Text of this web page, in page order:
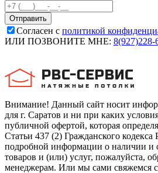
Согласен с политикой
ИЛИ ПОЗВОНИТЕ МНЕ: 8(927)228-
Внимание! Данный сайт носит
для г. Саратов и ни при каких
публичной офертой, которая
Статьи 437 (2) Гражданского
подробной информации о наличии и
товаров и (или) услуг, пожалуйста,
менеджерам. Или мы сами свяжемся